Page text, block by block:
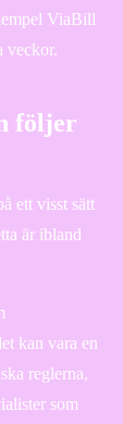
ViaBill
veckor.
följer
ett visst sätt
är ibland
kan vara en
reglerna,
som